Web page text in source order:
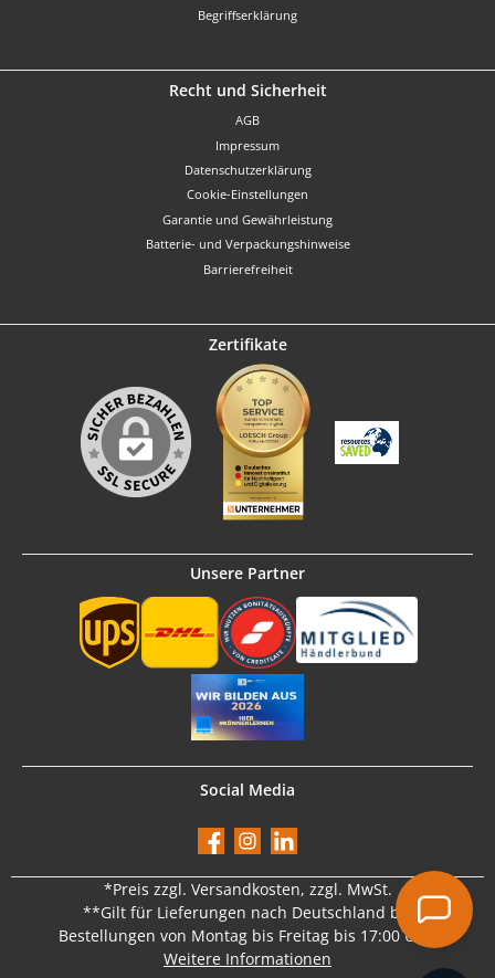
Begriffserklärung
Recht und Sicherheit
AGB
Impressum
Datenschutzerklärung
Cookie-Einstellungen
Garantie und Gewährleistung
Batterie- und Verpackungshinweise
Barrierefreiheit
Zertifikate
Unsere Partner
Social Media
FacebookInstagramLinkedIn
*Preis zzgl. Versandkosten, zzgl. MwSt.
**Gilt für Lieferungen nach Deutschland bei
Bestellungen von Montag bis Freitag bis 17:00 Uhr.
Weitere Informationen